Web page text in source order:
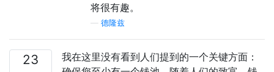
将很有趣。
德隆兹
23
我在这里没有看到人们提到的一个关键方面：